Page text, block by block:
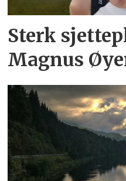
Sterk
Magnus